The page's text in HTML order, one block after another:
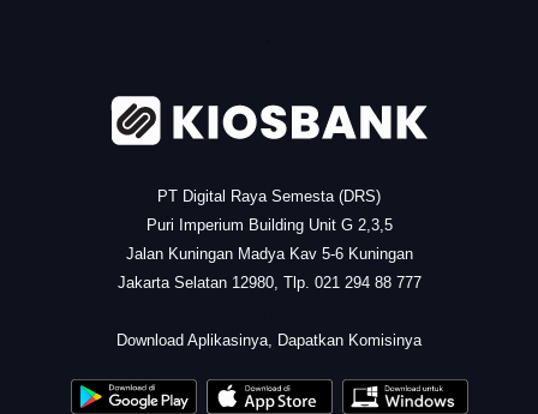
PT Digital Raya Semesta (DRS)
Puri Imperium Building Unit G 2,3,5
Jalan Kuningan Madya Kav 5-6 Kuningan
Jakarta Selatan 12980, Tlp. 021 294 88 777
Download Aplikasinya, Dapatkan Komisinya